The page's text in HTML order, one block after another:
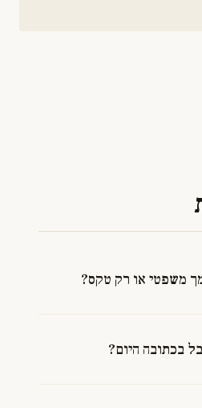
משפטי או רק טקס?
בכתובה היום?